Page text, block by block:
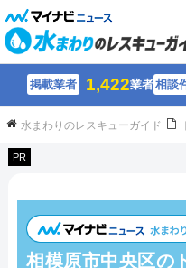
掲載業者 1,422業者相談
水まわりのレスキューガイド
PR
相模原市中央区の